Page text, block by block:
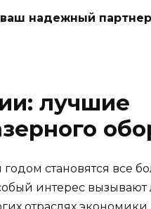
надежный
лучшие
становятся все
интерес вызывают
отраслях экономики.